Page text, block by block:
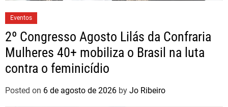
Eventos
2º Congresso Agosto Lilás da Confraria
Mulheres 40+ mobiliza o Brasil na luta
contra o feminicídio
Posted on 6 de agosto de 2026 by Jo Ribeiro